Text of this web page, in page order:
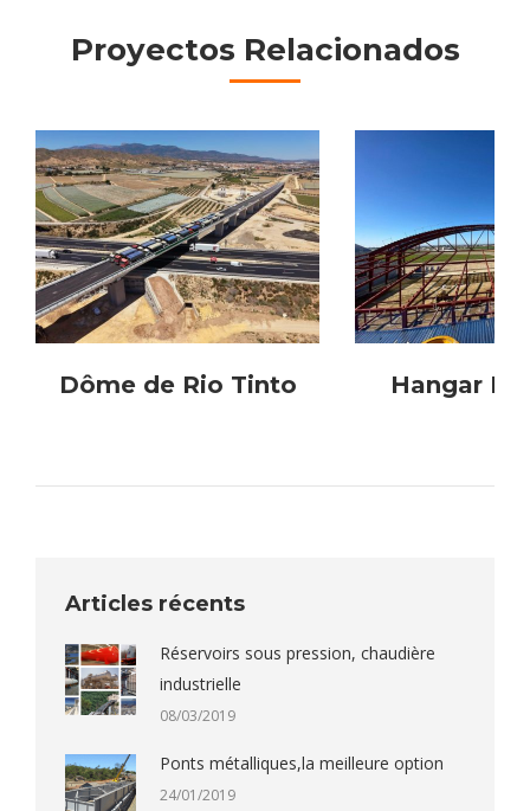
commentaire
Proyectos Relacionados
Dôme de Rio Tinto Hangar
Articles récents
Réservoirs sous pression, chaudière
industrielle
08/03/2019
Ponts métalliques,la meilleure option
24/01/2019